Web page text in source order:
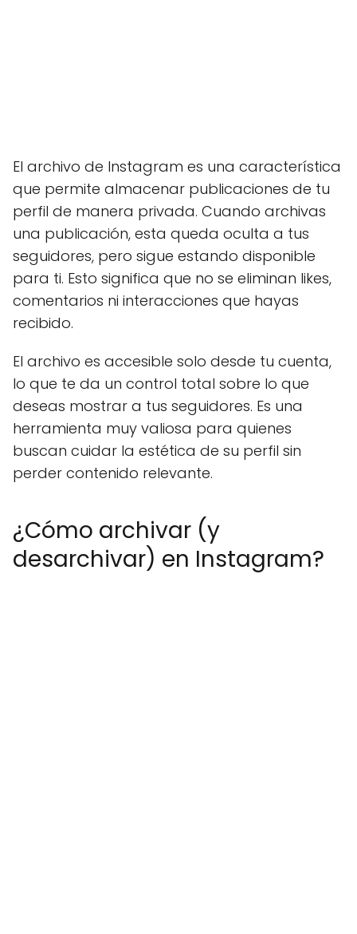
El archivo de Instagram es una característica
que permite almacenar publicaciones de tu
perfil de manera privada. Cuando archivas
una publicación, esta queda oculta a tus
seguidores, pero sigue estando disponible
para ti. Esto significa que no se eliminan likes,
comentarios ni interacciones que hayas
recibido.
El archivo es accesible solo desde tu cuenta,
lo que te da un control total sobre lo que
deseas mostrar a tus seguidores. Es una
herramienta muy valiosa para quienes
buscan cuidar la estética de su perfil sin
perder contenido relevante.
¿Cómo archivar (y
desarchivar) en Instagram?